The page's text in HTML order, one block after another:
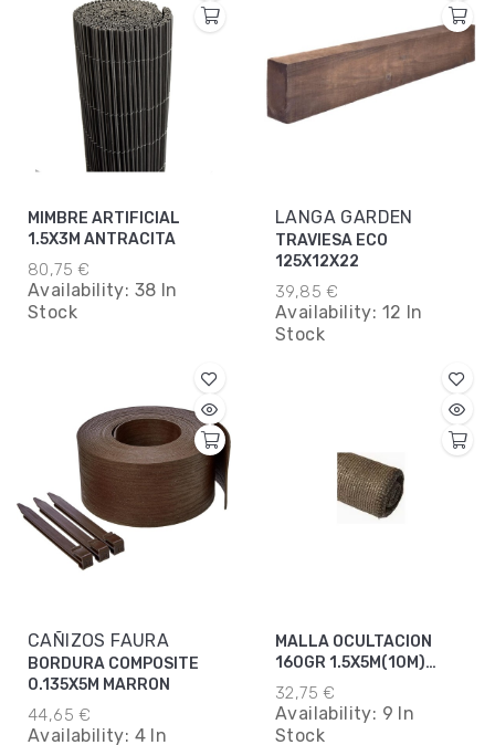
MIMBRE ARTIFICIAL
1.5X3M ANTRACITA
80,75 €
Availability: 38 In
Stock
LANGA GARDEN
TRAVIESA ECO
125X12X22
39,85 €
Availability: 12 In
Stock
CAÑIZOS FAURA
BORDURA COMPOSITE
0.135X5M MARRON
44,65 €
Availability: 4 In
MALLA OCULTACION
160GR 1.5X5M(10M)
MARRON
32,75 €
Availability: 9 In
Stock